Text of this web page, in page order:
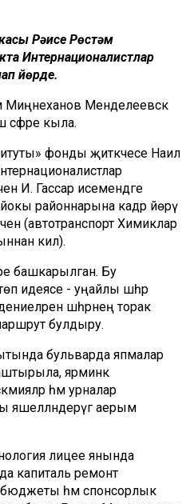
Рәисе Рөстәм
Интернационалистлар
йөрде.
Миңнеханов Менделеевск
кыла.
фонды җитәкчесе Наилә
И. Гассар исемендәге
районнарына кадәр йөрү
(автотранспорт Химиклар
килә).
башкарылган. Бу
идеясе - уңайлы шәһәр
шәһәрнең торак
булдыру.
бульварда япмалар
ярминкә
һәм урналар
аерым
лицее янында
капиталь ремонт
бюджеты һәм спонсорлык